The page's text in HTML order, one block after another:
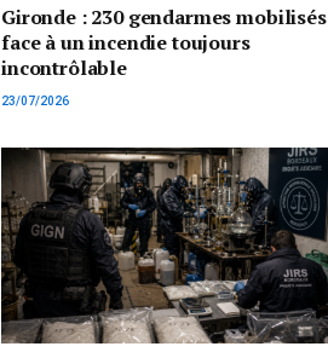
Gironde : 230 gendarmes mobilisés
face à un incendie toujours
incontrôlable
23/07/2026